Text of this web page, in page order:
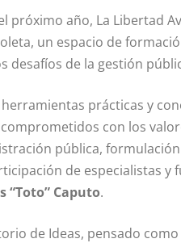
año, La Libertad
un espacio de
desafíos de la gestión
prácticas y
con los
pública,
de especialistas
“Toto” Caputo.
de Ideas, pensado